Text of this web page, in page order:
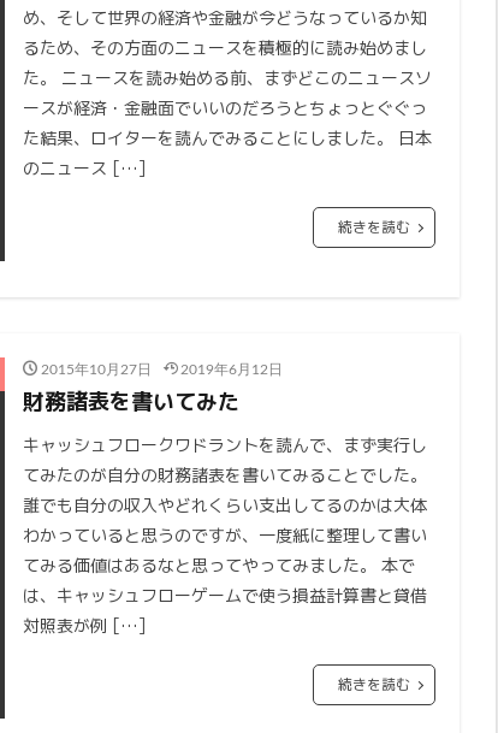
め、そして世界の経済や金融が今どうなっているか知
るため、その方面のニュースを積極的に読み始めまし
た。 ニュースを読み始める前、まずどこのニュースソ
ースが経済・金融面でいいのだろうとちょっとぐぐっ
た結果、ロイターを読んでみることにしました。 日本
のニュース […]
続きを読む
2015年10月27日 2019年6月12日
財務諸表を書いてみた
キャッシュフロークワドラントを読んで、まず実行し
てみたのが自分の財務諸表を書いてみることでした。
誰でも自分の収入やどれくらい支出してるのかは大体
わかっていると思うのですが、一度紙に整理して書い
てみる価値はあるなと思ってやってみました。 本で
は、キャッシュフローゲームで使う損益計算書と貸借
対照表が例 […]
続きを読む